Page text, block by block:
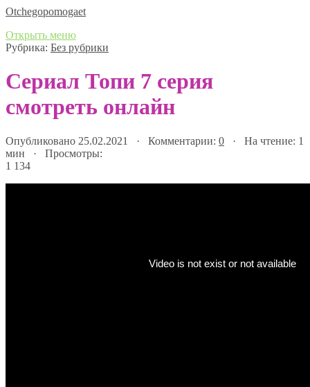
Оtchegopomogaet
Открыть меню
Рубрика: Без рубрики
Сериал Топи 7 серия
смотреть онлайн
Опубликовано 25.02.2021 · Комментарии: 0 · На чтение: 1
мин · Просмотры:
1 134